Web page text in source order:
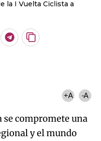
la I Vuelta Ciclista a
Telegram
Copiar
+A -A
compromete una
y el mundo